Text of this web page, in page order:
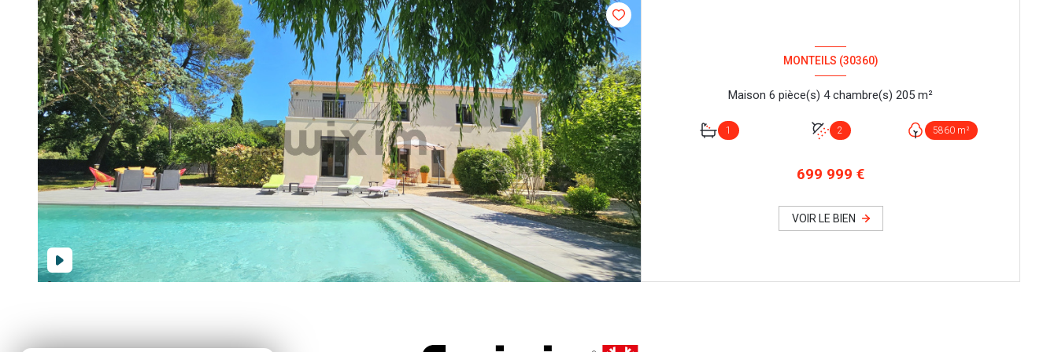
MONTEILS (30360)
Maison 6 pièce(s) 4 chambre(s) 205 m²
1 2 5860 m²
699 999 €
VOIR LE BIEN